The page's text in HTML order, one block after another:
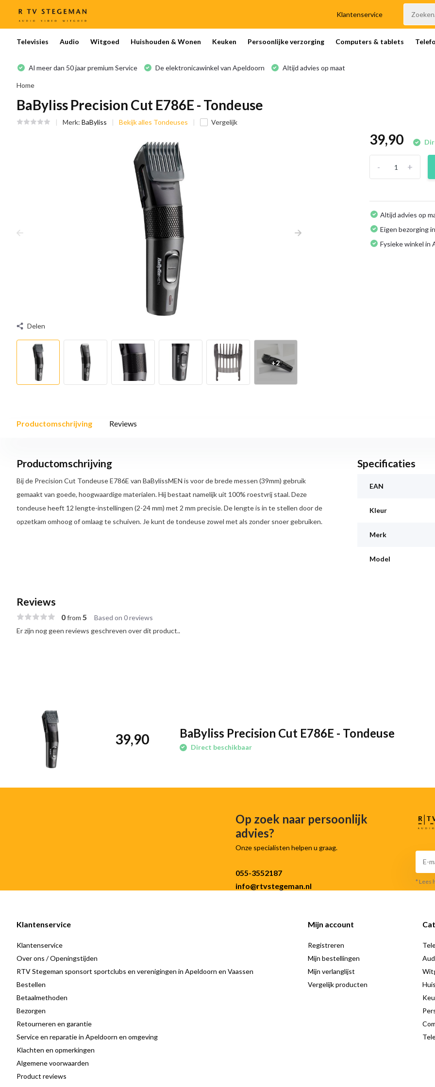
Klantenservice
Televisies Audio Witgoed Huishouden & Wonen Keuken Persoonlijke verzorging Computers & tablets
Al meer dan 50 jaar premium Service De elektronicawinkel van Apeldoorn Altijd advies op maat
Home
BaByliss Precision Cut E786E - Tondeuse
Merk: BaByliss Bekijk alles Tondeuses Vergelijk
Delen
+2
39,90
+
-
Altijd advies op
Eigen bezorging
Fysieke winkel in
Productomschrijving Reviews
Productomschrijving
Bij de Precision Cut Tondeuse E786E van BaBylissMEN is voor de brede messen (39mm) gebruik
gemaakt van goede, hoogwaardige materialen. Hij bestaat namelijk uit 100% roestvrij staal. Deze
tondeuse heeft 12 lengte-instellingen (2-24 mm) met 2 mm precisie. De lengte is in te stellen door de
opzetkam omhoog of omlaag te schuiven. Je kunt de tondeuse zowel met als zonder snoer gebruiken.
Specificaties
EAN
Kleur
Merk
Model
Reviews
0from 5 Based on 0 reviews
Er zijn nog geen reviews geschreven over dit product..
39,90 BaByliss Precision Cut E786E - Tondeuse
Direct beschikbaar
Op zoek naar persoonlijk
advies?
Onze specialisten helpen u graag.
055-3552187
info@rtvstegeman.nl
* Lees
Klantenservice
Klantenservice
Over ons / Openingstijden
RTV Stegeman sponsort sportclubs en verenigingen in Apeldoorn en Vaassen
Bestellen
Betaalmethoden
Bezorgen
Retourneren en garantie
Service en reparatie in Apeldoorn en omgeving
Klachten en opmerkingen
Algemene voorwaarden
Product reviews
Mijn account
Registreren
Mijn bestellingen
Mijn verlanglijst
Vergelijk producten